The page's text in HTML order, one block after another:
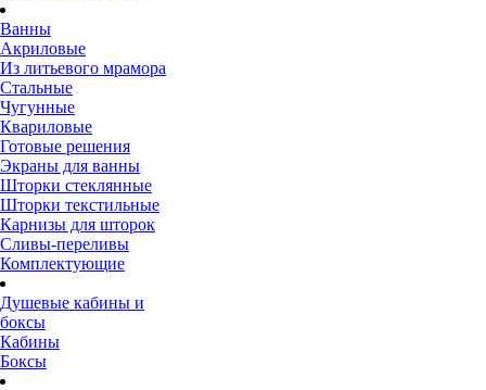
Ванны
Акриловые
Из литьевого мрамора
Стальные
Чугунные
Квариловые
Готовые решения
Экраны для ванны
Шторки стеклянные
Шторки текстильные
Карнизы для шторок
Сливы-переливы
Комплектующие
Душевые кабины и
боксы
Кабины
Боксы